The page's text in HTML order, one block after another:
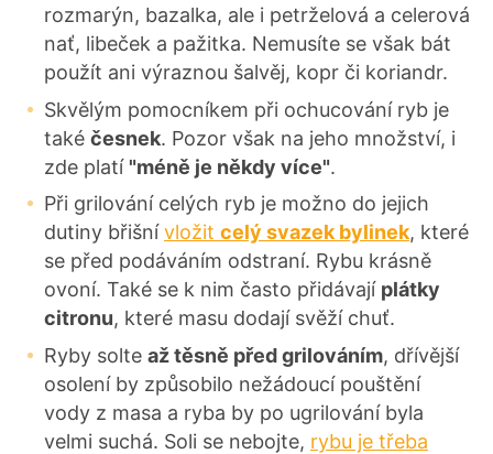
rozmarýn, bazalka, ale i petrželová a celerová
nať, libeček a pažitka. Nemusíte se však bát
použít ani výraznou šalvěj, kopr či koriandr.
Skvělým pomocníkem při ochucování ryb je
také česnek. Pozor však na jeho množství, i
zde platí "méně je někdy více".
Při grilování celých ryb je možno do jejich
dutiny břišnívložit celý svazek bylinek, které
se před podáváním odstraní. Rybu krásně
ovoní. Také se k nim často přidávají plátky
citronu, které masu dodají svěží chuť.
Ryby solte až těsně před grilováním, dřívější
osolení by způsobilo nežádoucí pouštění
vody z masa a ryba by po ugrilování byla
velmi suchá. Soli se nebojte, rybu je třeba